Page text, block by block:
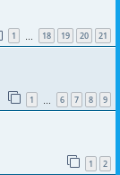
1 18 19 20 21
1 6 7 8 9
1 2